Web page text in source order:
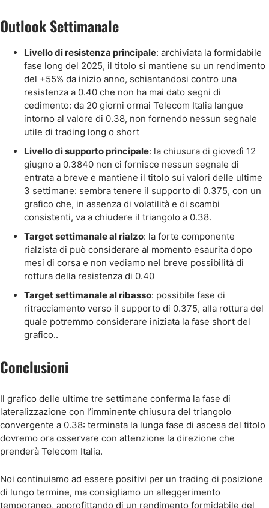
Outlook Settimanale
Livello di resistenza principale: archiviata la formidabile
fase long del 2025, il titolo si mantiene su un rendimento
del +55% da inizio anno, schiantandosi contro una
resistenza a 0.40 che non ha mai dato segni di
cedimento: da 20 giorni ormai Telecom Italia langue
intorno al valore di 0.38, non fornendo nessun segnale
utile di trading long o short
Livello di supporto principale: la chiusura di giovedì 12
giugno a 0.3840 non ci fornisce nessun segnale di
entrata a breve e mantiene il titolo sui valori delle ultime
3 settimane: sembra tenere il supporto di 0.375, con un
grafico che, in assenza di volatilità e di scambi
consistenti, va a chiudere il triangolo a 0.38.
Target settimanale al rialzo: la forte componente
rialzista di può considerare al momento esaurita dopo
mesi di corsa e non vediamo nel breve possibilità di
rottura della resistenza di 0.40
Target settimanale al ribasso: possibile fase di
ritracciamento verso il supporto di 0.375, alla rottura del
quale potremmo considerare iniziata la fase short del
grafico..
Conclusioni
Il grafico delle ultime tre settimane conferma la fase di
lateralizzazione con l’imminente chiusura del triangolo
convergente a 0.38: terminata la lunga fase di ascesa del titolo
dovremo ora osservare con attenzione la direzione che
prenderà Telecom Italia.
Noi continuiamo ad essere positivi per un trading di posizione
di lungo termine, ma consigliamo un alleggerimento
temporaneo, approfittando di un rendimento formidabile del